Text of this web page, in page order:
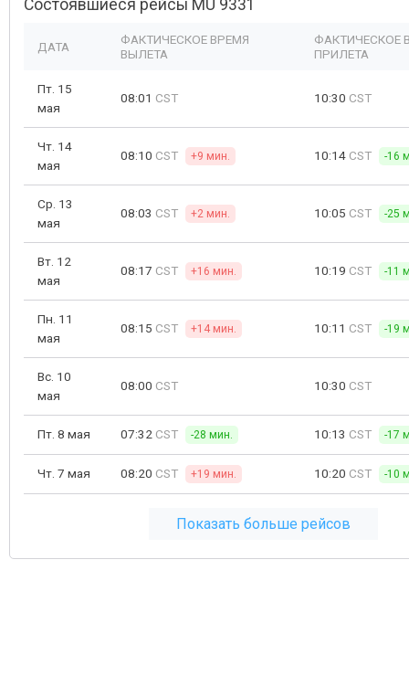
Состоявшиеся рейсы MU 9331
ДАТА
ФАКТИЧЕСКОЕ ВРЕМЯ
ВЫЛЕТА
ФАКТИЧЕСКОЕ
ПРИЛЕТА
Пт. 15
мая
08:01 CST 10:30 CST
Чт. 14
мая
08:10 CST +9 мин. 10:14 CST -16
Ср. 13
мая
08:03 CST +2 мин. 10:05 CST -25
Вт. 12
мая
08:17 CST +16 мин. 10:19 CST -11
Пн. 11
мая
08:15 CST +14 мин. 10:11 CST -19
Вс. 10
мая
08:00 CST 10:30 CST
Пт. 8 мая 07:32 CST -28 мин. 10:13 CST -17
Чт. 7 мая 08:20 CST +19 мин. 10:20 CST -10
Показать больше рейсов